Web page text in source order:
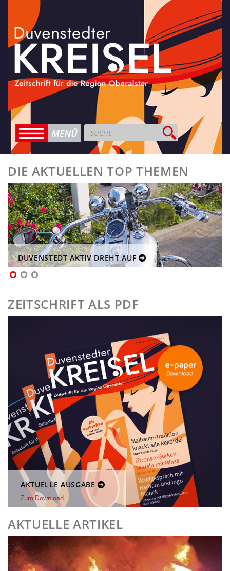
DIE AKTUELLEN TOP THEMEN
DUVENSTEDT AKTIV DREHT AUF
ZEITSCHRIFT ALS PDF
AKTUELLE AUSGABE
Zum Download
AKTUELLE ARTIKEL